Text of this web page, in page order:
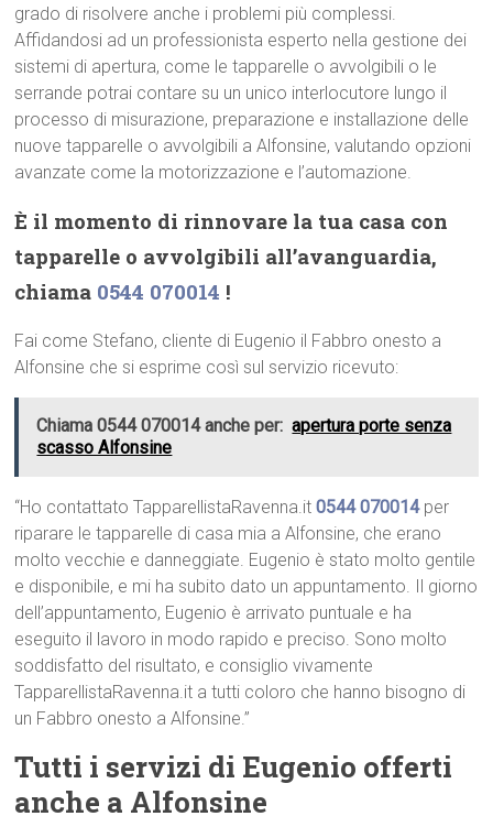
grado di risolvere anche i problemi più complessi.
Affidandosi ad un professionista esperto nella gestione dei
sistemi di apertura, come le tapparelle o avvolgibili o le
serrande potrai contare su un unico interlocutore lungo il
processo di misurazione, preparazione e installazione delle
nuove tapparelle o avvolgibili a Alfonsine, valutando opzioni
avanzate come la motorizzazione e l’automazione.
È il momento di rinnovare la tua casa con
tapparelle o avvolgibili all’avanguardia,
chiama 0544 070014 !
Fai come Stefano, cliente di Eugenio il Fabbro onesto a
Alfonsine che si esprime così sul servizio ricevuto:
Chiama 0544 070014 anche per: apertura porte senza
scasso Alfonsine
“Ho contattato TapparellistaRavenna.it0544 070014per
riparare le tapparelle di casa mia a Alfonsine, che erano
molto vecchie e danneggiate. Eugenio è stato molto gentile
e disponibile, e mi ha subito dato un appuntamento. Il giorno
dell’appuntamento, Eugenio è arrivato puntuale e ha
eseguito il lavoro in modo rapido e preciso. Sono molto
soddisfatto del risultato, e consiglio vivamente
TapparellistaRavenna.it a tutti coloro che hanno bisogno di
un Fabbro onesto a Alfonsine.”
Tutti i servizi di Eugenio offerti
anche a Alfonsine